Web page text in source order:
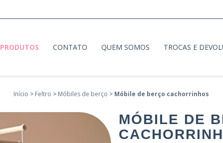
PRODUTOS CONTATO QUEM SOMOS TROCAS E
Início > Feltro > Móbiles de berço > Móbile de berço cachorrinhos
MÓBILE DE